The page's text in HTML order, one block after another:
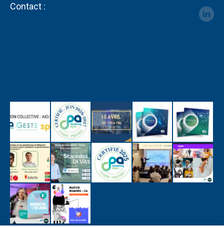
Contact :